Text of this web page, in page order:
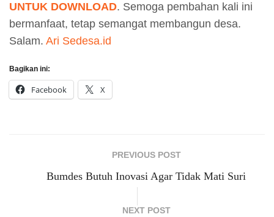
UNTUK DOWNLOAD. Semoga pembahan kali ini
bermanfaat, tetap semangat membangun desa.
Salam. Ari Sedesa.id
Bagikan ini:
Facebook X
PREVIOUS POST
Bumdes Butuh Inovasi Agar Tidak Mati Suri
NEXT POST